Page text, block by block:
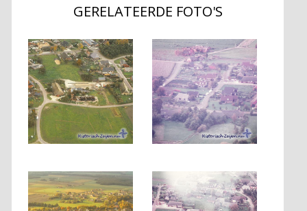
GERELATEERDE FOTO'S